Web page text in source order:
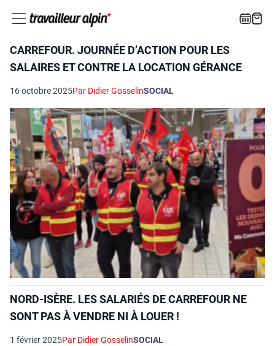
CARREFOUR. JOURNÉE D’ACTION POUR LES
SALAIRES ET CONTRE LA LOCATION GÉRANCE
16 octobre 2025Par Didier GosselinSOCIAL
NORD-ISÈRE. LES SALARIÉS DE CARREFOUR NE
SONT PAS À VENDRE NI À LOUER !
1 février 2025Par Didier GosselinSOCIAL